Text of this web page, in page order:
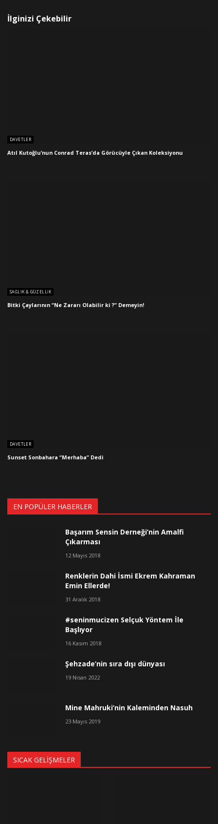
İlginizi Çekebilir
DAVETLER
Atıl Kutoğlu’nun Conrad Teras’da Görücüyle Çıkan Koleksiyonu
SAĞLIK & GÜZELLIK
Bitki Çaylarının “Ne Zararı Olabilir ki ?” Demeyin!
DAVETLER
Sunset Sonbahara “Merhaba” Dedi
EN POPÜLER HABERLER
Başarım Sensin Derneği’nin Amalfi
Çıkarması
12 Mayıs 2018
Renklerin Dahi İsmi Ekrem Kahraman
Emin Ellerde!
31 Aralık 2018
#seninmucizen Selçuk Yöntem İle
Başlıyor
16 Kasım 2018
Şehzade’nin sıra dışı dünyası
19 Nisan 2022
Mine Mahruki’nin Kaleminden Nasuh
23 Mayıs 2019
SICAK GELIŞMELER